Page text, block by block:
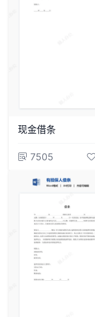
现金借条
7505